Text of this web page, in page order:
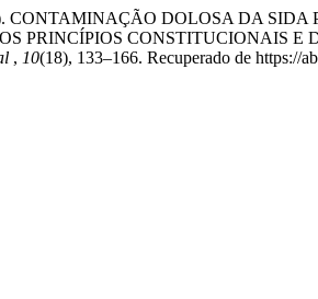
CONTAMINAÇÃO DOLOSA DA
PRINCÍPIOS CONSTITUCIONAIS E
, 10(18), 133–166. Recuperado de https://